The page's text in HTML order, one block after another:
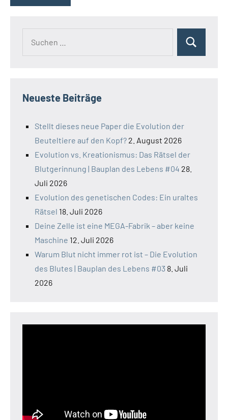
Suchen
Neueste Beiträge
Stellt dieses neue Paper die Evolution der
Beuteltiere auf den Kopf? 2. August 2026
Evolution vs. Kreationismus: Das Rätsel der
Blutgerinnung | Bauplan des Lebens #04 28.
Juli 2026
Evolution des genetischen Codes: Ein uraltes
Rätsel 18. Juli 2026
Deine Zelle ist eine MEGA-Fabrik – aber keine
Maschine 12. Juli 2026
Warum Blut nicht immer rot ist – Die Evolution
des Blutes | Bauplan des Lebens #03 8. Juli
2026